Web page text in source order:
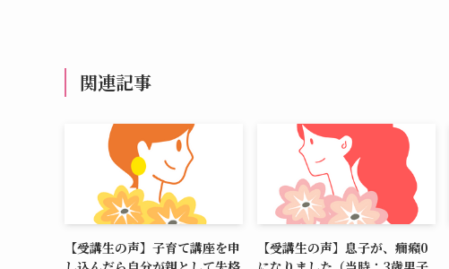
関連記事
【受講生の声】子育て講座を申
【受講生の声】息子が、癇癪0